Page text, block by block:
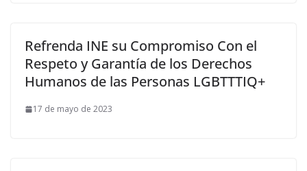
Refrenda INE su Compromiso Con el
Respeto y Garantía de los Derechos
Humanos de las Personas LGBTTTIQ+
17 de mayo de 2023